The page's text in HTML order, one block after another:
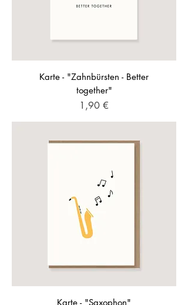
Karte - "Zahnbürsten - Better
together"
Preis
1,90 €
Karte - "Saxophon"